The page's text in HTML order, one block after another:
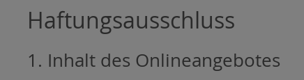
Haftungsausschluss
1. Inhalt des Onlineangebotes